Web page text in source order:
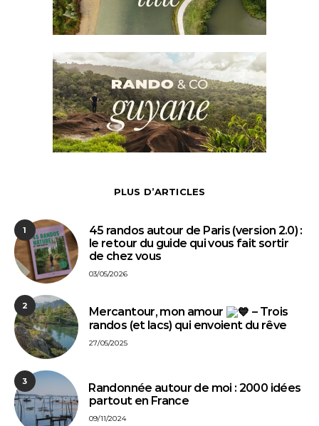
PLUS D’ARTICLES
1
45 randos autour de Paris (version 2.0) :
le retour du guide qui vous fait sortir
de chez vous
03/05/2026
2 Mercantour, mon amour
– Trois
randos (et lacs) qui envoient du rêve
27/05/2025
3
⁠Randonnée autour de moi : 2000 idées
partout en France
09/11/2024